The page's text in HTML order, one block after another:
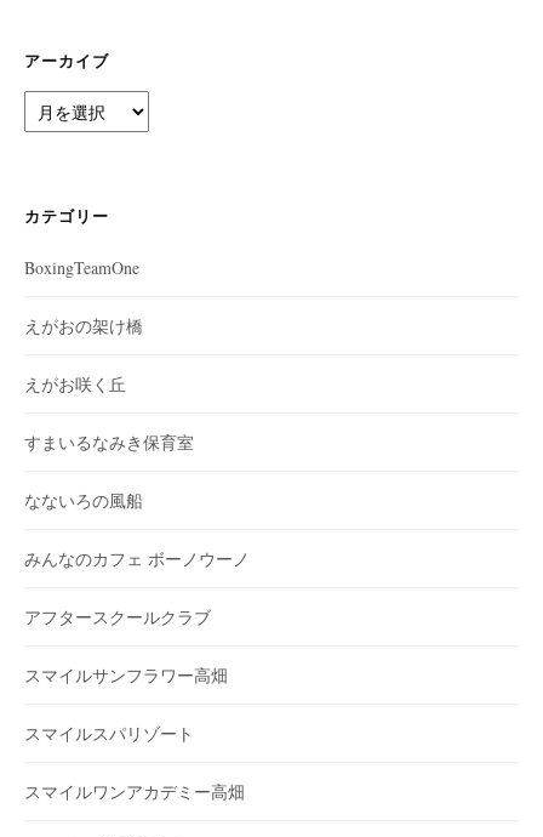
アーカイブ
ー
ブ
カテゴリー
BoxingTeamOne
えがおの架け橋
えがお咲く丘
すまいるなみき保育室
なないろの風船
みんなのカフェ ボーノウーノ
アフタースクールクラブ
スマイルサンフラワー高畑
スマイルスパリゾート
スマイルワンアカデミー高畑